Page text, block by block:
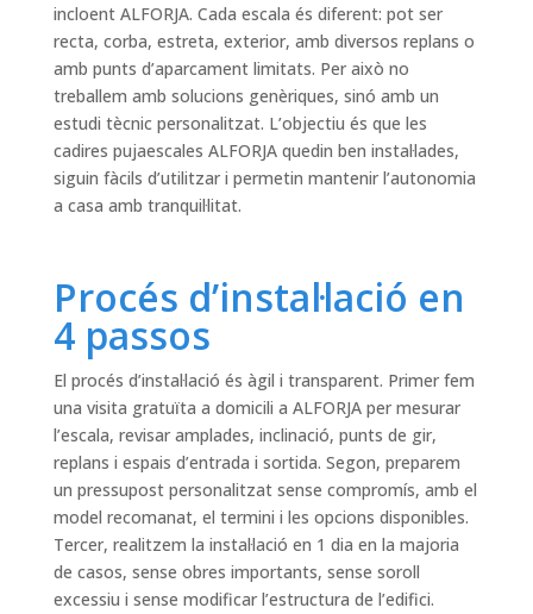
incloent ALFORJA. Cada escala és diferent: pot ser
recta, corba, estreta, exterior, amb diversos replans o
amb punts d’aparcament limitats. Per això no
treballem amb solucions genèriques, sinó amb un
estudi tècnic personalitzat. L’objectiu és que les
cadires pujaescales ALFORJA quedin ben instal·lades,
siguin fàcils d’utilitzar i permetin mantenir l’autonomia
a casa amb tranquil·litat.
Procés d’instal·lació en
4 passos
El procés d’instal·lació és àgil i transparent. Primer fem
una visita gratuïta a domicili a ALFORJA per mesurar
l’escala, revisar amplades, inclinació, punts de gir,
replans i espais d’entrada i sortida. Segon, preparem
un pressupost personalitzat sense compromís, amb el
model recomanat, el termini i les opcions disponibles.
Tercer, realitzem la instal·lació en 1 dia en la majoria
de casos, sense obres importants, sense soroll
excessiu i sense modificar l’estructura de l’edifici.